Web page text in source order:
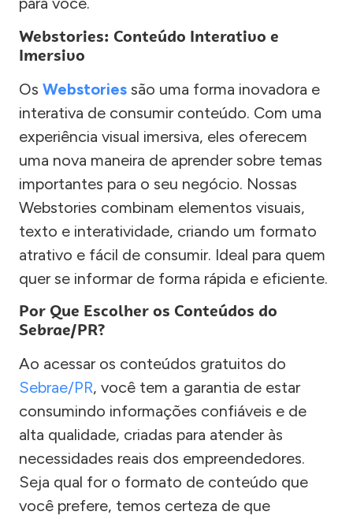
Webstories: Conteúdo Interativo e
Imersivo
Os Webstories são uma forma inovadora e
interativa de consumir conteúdo. Com uma
experiência visual imersiva, eles oferecem
uma nova maneira de aprender sobre temas
importantes para o seu negócio. Nossas
Webstories combinam elementos visuais,
texto e interatividade, criando um formato
atrativo e fácil de consumir. Ideal para quem
quer se informar de forma rápida e eficiente.
Por Que Escolher os Conteúdos do
Sebrae/PR?
Ao acessar os conteúdos gratuitos do
Sebrae/PR, você tem a garantia de estar
consumindo informações confiáveis e de
alta qualidade, criadas para atender às
necessidades reais dos empreendedores.
Seja qual for o formato de conteúdo que
você prefere, temos certeza de que